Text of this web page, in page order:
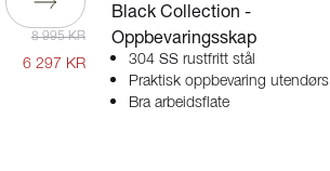
8 995 KR
6 297 KR
Black Collection -
Oppbevaringsskap
304 SS rustfritt stål
Praktisk oppbevaring utendørs
Bra arbeidsflate